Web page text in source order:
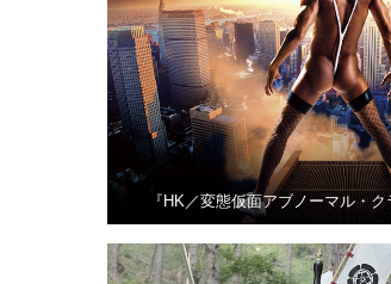
『HK／変態仮面アブノーマル・ク